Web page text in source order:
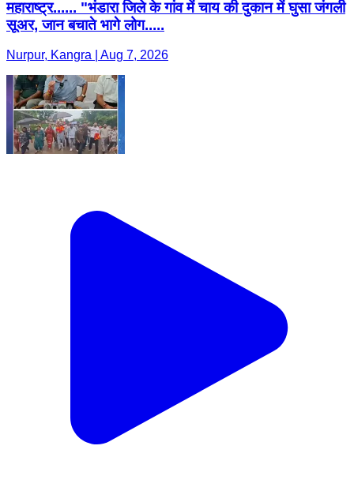
महाराष्ट्र...... "भंडारा जिले के गांव में चाय की दुकान में घुसा जंगली
सूअर, जान बचाते भागे लोग.....
Nurpur, Kangra | Aug 7, 2026